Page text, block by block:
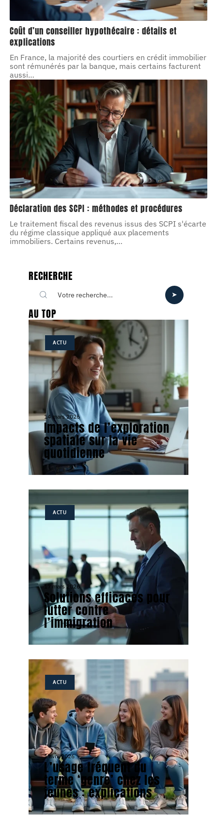
Coût d’un conseiller hypothécaire : détails et
explications
En France, la majorité des courtiers en crédit immobilier
sont rémunérés par la banque, mais certains facturent
aussi…
Déclaration des SCPI : méthodes et procédures
Le traitement fiscal des revenus issus des SCPI s'écarte
du régime classique appliqué aux placements
immobiliers. Certains revenus,…
RECHERCHE
AU TOP
ACTU
14 mars 2026
Impacts de l’exploration
spatiale sur la vie
quotidienne
ACTU
17 mars 2026
Solutions efficaces pour
lutter contre
l’immigration
ACTU
1 avril 2026
L’usage fréquent du
terme ‘genre’ chez les
jeunes : explications